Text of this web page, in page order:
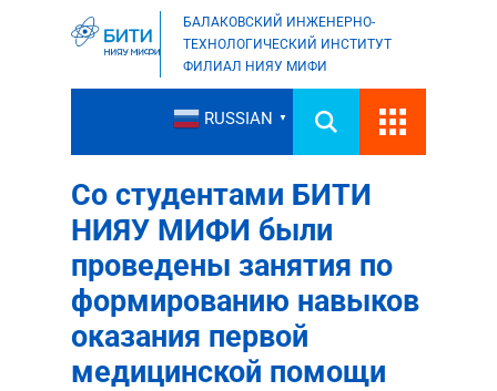
БАЛАКОВСКИЙ ИНЖЕНЕРНО-
ТЕХНОЛОГИЧЕСКИЙ ИНСТИТУТ
ФИЛИАЛ НИЯУ МИФИ
RUSSIAN ▼
Со студентами БИТИ
НИЯУ МИФИ были
проведены занятия по
формированию навыков
оказания первой
медицинской помощи